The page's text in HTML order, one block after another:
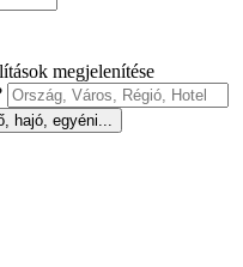
megjelenítése
hajó, egyéni...